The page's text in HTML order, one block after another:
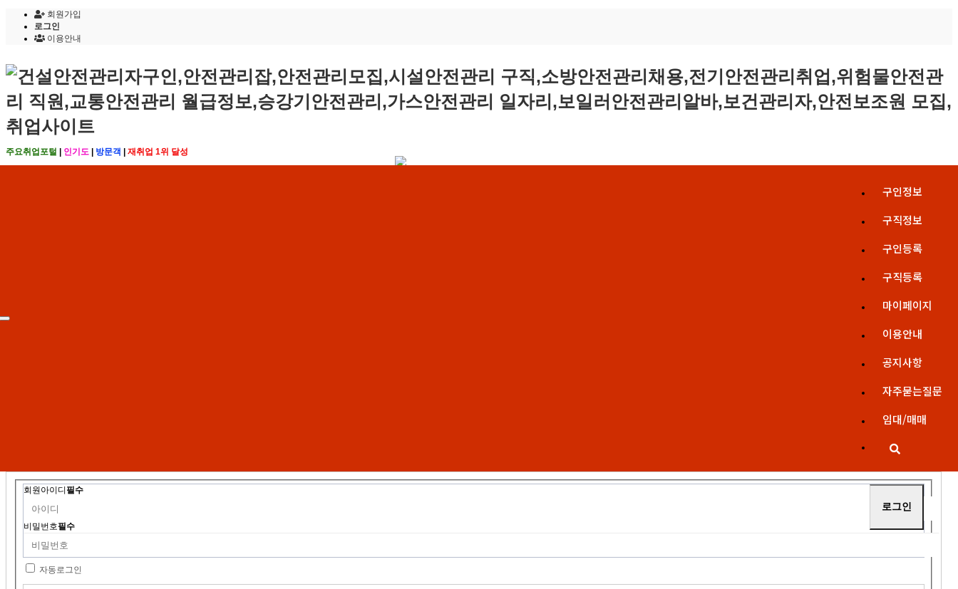
회원가입
로그인
이용안내
주요취업포털 인기도 방문객 재취업 1위 달성
구인정보
구직정보
구인등록
구직등록
마이페이지
이용안내
공지사항
자주묻는질문
임대/매매
회원아이디 필수
비밀번호필수
자동로그인